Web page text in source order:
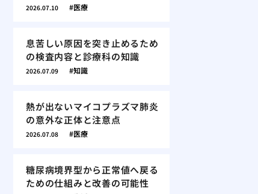
2026.07.10 医療
息苦しい原因を突き止めるため
の検査内容と診療科の知識
2026.07.09 知識
熱が出ないマイコプラズマ肺炎
の意外な正体と注意点
2026.07.08 医療
糖尿病境界型から正常値へ戻る
ための仕組みと改善の可能性